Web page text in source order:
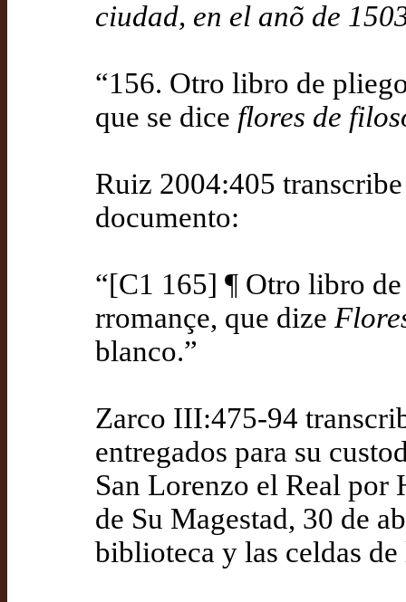
ciudad, en el anõ de
“156. Otro libro de
que se dice flores de
Ruiz 2004:405
documento:
“[C1 165] ¶ Otro libro
rromançe, que dize
blanco.”
Zarco III:475-94
entregados para su
San Lorenzo el Real por
de Su Magestad, 30 de
biblioteca y las celdas